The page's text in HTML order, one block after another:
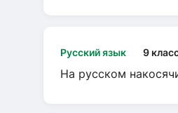
Русский язык 9
На русском